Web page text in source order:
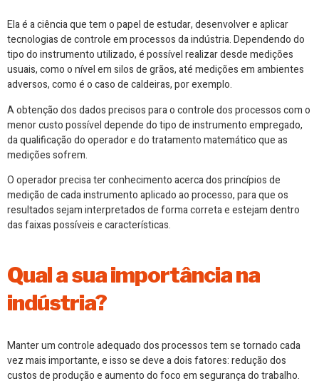
Ela é a ciência que tem o papel de estudar, desenvolver e aplicar
tecnologias de controle em processos da indústria. Dependendo do
tipo do instrumento utilizado, é possível realizar desde medições
usuais, como o nível em silos de grãos, até medições em ambientes
adversos, como é o caso de caldeiras, por exemplo.
A obtenção dos dados precisos para o controle dos processos com o
menor custo possível depende do tipo de instrumento empregado,
da qualificação do operador e do tratamento matemático que as
medições sofrem.
O operador precisa ter conhecimento acerca dos princípios de
medição de cada instrumento aplicado ao processo, para que os
resultados sejam interpretados de forma correta e estejam dentro
das faixas possíveis e características.
Qual a sua importância na
indústria?
Manter um controle adequado dos processos tem se tornado cada
vez mais importante, e isso se deve a dois fatores: redução dos
custos de produção e aumento do foco em segurança do trabalho.